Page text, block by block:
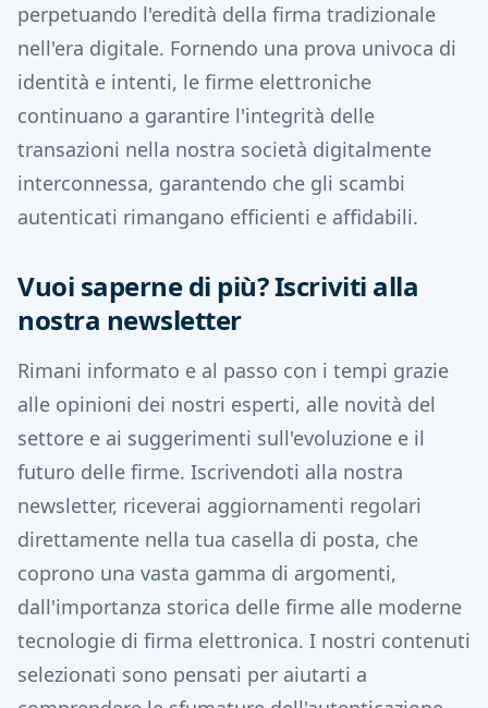
perpetuando l'eredità della firma tradizionale
nell'era digitale. Fornendo una prova univoca di
identità e intenti, le firme elettroniche
continuano a garantire l'integrità delle
transazioni nella nostra società digitalmente
interconnessa, garantendo che gli scambi
autenticati rimangano efficienti e affidabili.
Vuoi saperne di più? Iscriviti alla
nostra newsletter
Rimani informato e al passo con i tempi grazie
alle opinioni dei nostri esperti, alle novità del
settore e ai suggerimenti sull'evoluzione e il
futuro delle firme. Iscrivendoti alla nostra
newsletter, riceverai aggiornamenti regolari
direttamente nella tua casella di posta, che
coprono una vasta gamma di argomenti,
dall'importanza storica delle firme alle moderne
tecnologie di firma elettronica. I nostri contenuti
selezionati sono pensati per aiutarti a